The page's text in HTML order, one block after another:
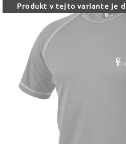
Produkt v tejto variante je